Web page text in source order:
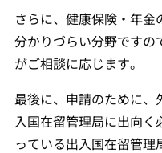
さらに、健康保険・年
分かりづらい分野です
がご相談に応じます。
最後に、申請のために、
入国在留管理局に出向
っている出入国在留管